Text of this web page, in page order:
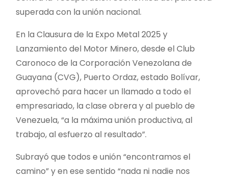
superada con la unión nacional.
En la Clausura de la Expo Metal 2025 y
Lanzamiento del Motor Minero, desde el Club
Caronoco de la Corporación Venezolana de
Guayana (CVG), Puerto Ordaz, estado Bolívar,
aprovechó para hacer un llamado a todo el
empresariado, la clase obrera y al pueblo de
Venezuela, “a la máxima unión productiva, al
trabajo, al esfuerzo al resultado”.
Subrayó que todos e unión “encontramos el
camino” y en ese sentido “nada ni nadie nos